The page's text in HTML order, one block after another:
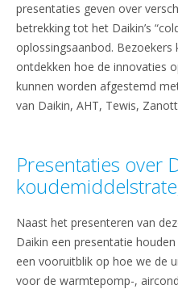
presentaties geven over
betrekking tot het Daikin’s
oplossingsaanbod.
ontdekken hoe de innovaties
kunnen worden afgestemd
van Daikin, AHT, Tewis,
Presentaties over
Naast het presenteren van
Daikin een presentatie
een vooruitblik op hoe we de
voor de warmtepomp-,